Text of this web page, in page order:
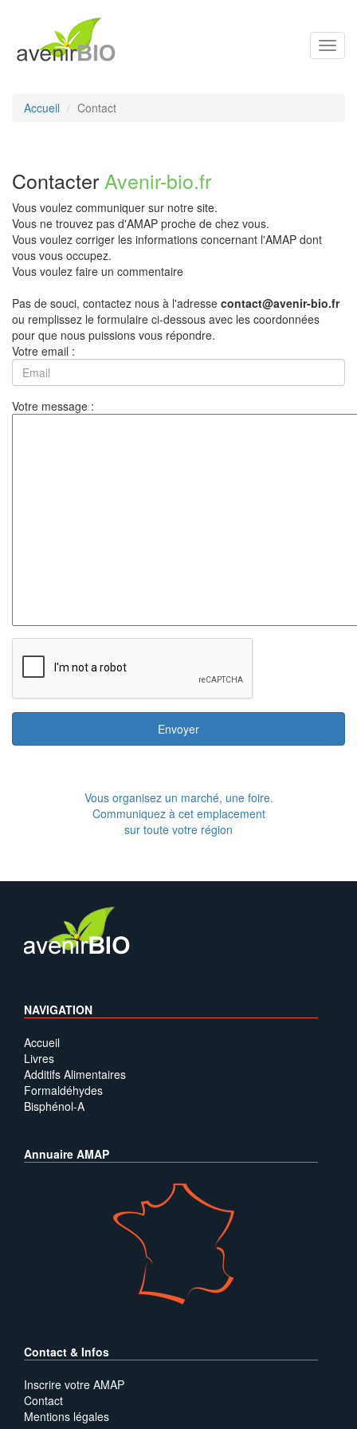
Accueil Contact
Contacter Avenir-bio.fr
Vous voulez communiquer sur notre site.
Vous ne trouvez pas d'AMAP proche de chez vous.
Vous voulez corriger les informations concernant l'AMAP dont
vous vous occupez.
Vous voulez faire un commentaire
Pas de souci, contactez nous à l'adresse contact@avenir-bio.fr
ou remplissez le formulaire ci-dessous avec les coordonnées
pour que nous puissions vous répondre.
Votre email :
Votre message :
Envoyer
Vous organisez un marché, une foire.
Communiquez à cet emplacement
sur toute votre région
NAVIGATION
Accueil
Livres
Additifs Alimentaires
Formaldéhydes
Bisphénol-A
Annuaire AMAP
Contact & Infos
Inscrire votre AMAP
Contact
Mentions légales